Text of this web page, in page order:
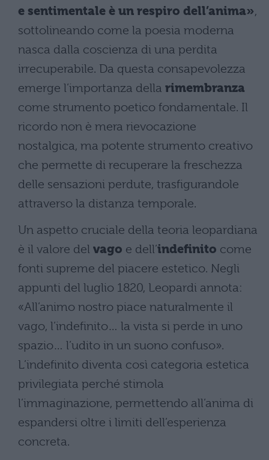
e sentimentale è un respiro dell’anima»,
sottolineando come la poesia moderna
nasca dalla coscienza di una perdita
irrecuperabile. Da questa consapevolezza
emerge l’importanza della rimembranza
come strumento poetico fondamentale. Il
ricordo non è mera rievocazione
nostalgica, ma potente strumento creativo
che permette di recuperare la freschezza
delle sensazioni perdute, trasfigurandole
attraverso la distanza temporale.
Un aspetto cruciale della teoria leopardiana
è il valore del vago e dell’indefinito come
fonti supreme del piacere estetico. Negli
appunti del luglio 1820, Leopardi annota:
«All’animo nostro piace naturalmente il
vago, l’indefinito… la vista si perde in uno
spazio… l’udito in un suono confuso».
L’indefinito diventa così categoria estetica
privilegiata perché stimola
l’immaginazione, permettendo all’anima di
espandersi oltre i limiti dell’esperienza
concreta.